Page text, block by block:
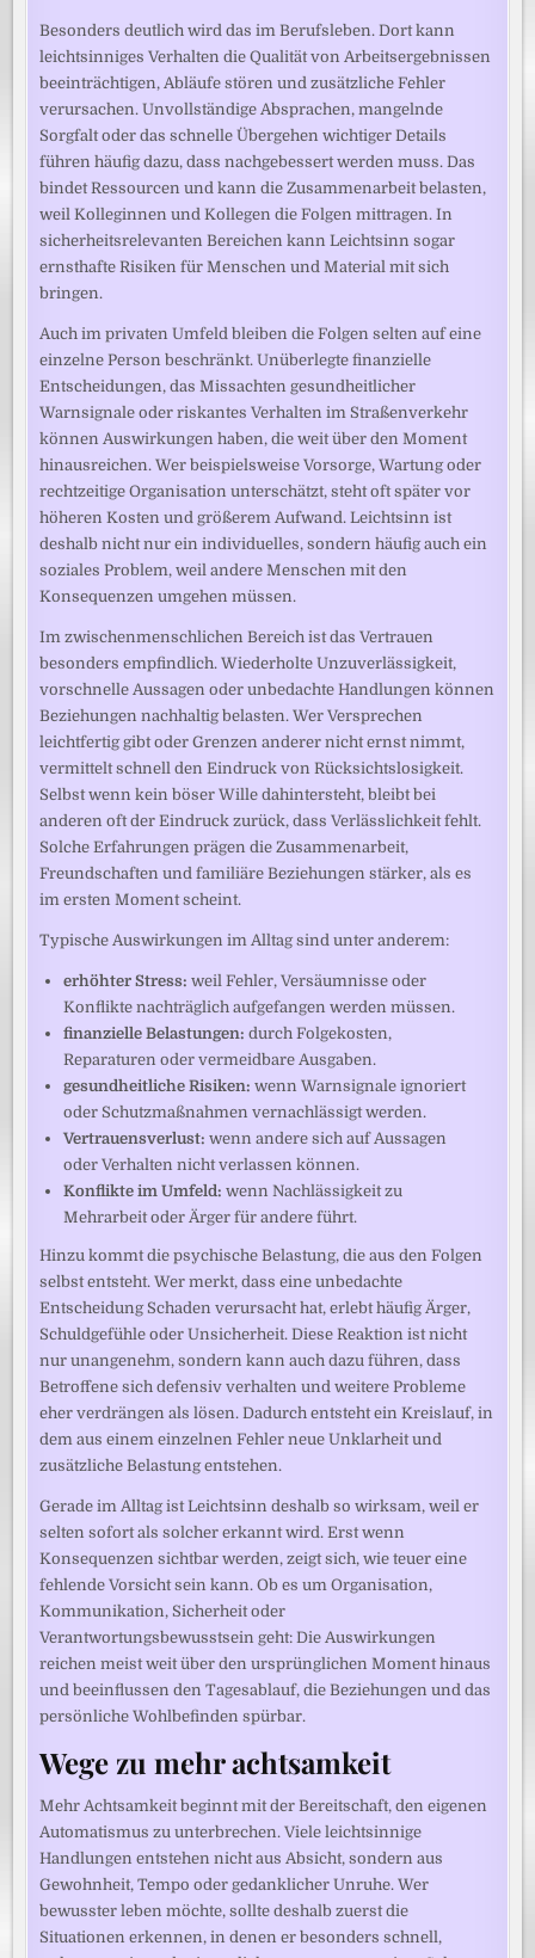
Besonders deutlich wird das im Berufsleben. Dort kann
leichtsinniges Verhalten die Qualität von Arbeitsergebnissen
beeinträchtigen, Abläufe stören und zusätzliche Fehler
verursachen. Unvollständige Absprachen, mangelnde
Sorgfalt oder das schnelle Übergehen wichtiger Details
führen häufig dazu, dass nachgebessert werden muss. Das
bindet Ressourcen und kann die Zusammenarbeit belasten,
weil Kolleginnen und Kollegen die Folgen mittragen. In
sicherheitsrelevanten Bereichen kann Leichtsinn sogar
ernsthafte Risiken für Menschen und Material mit sich
bringen.
Auch im privaten Umfeld bleiben die Folgen selten auf eine
einzelne Person beschränkt. Unüberlegte finanzielle
Entscheidungen, das Missachten gesundheitlicher
Warnsignale oder riskantes Verhalten im Straßenverkehr
können Auswirkungen haben, die weit über den Moment
hinausreichen. Wer beispielsweise Vorsorge, Wartung oder
rechtzeitige Organisation unterschätzt, steht oft später vor
höheren Kosten und größerem Aufwand. Leichtsinn ist
deshalb nicht nur ein individuelles, sondern häufig auch ein
soziales Problem, weil andere Menschen mit den
Konsequenzen umgehen müssen.
Im zwischenmenschlichen Bereich ist das Vertrauen
besonders empfindlich. Wiederholte Unzuverlässigkeit,
vorschnelle Aussagen oder unbedachte Handlungen können
Beziehungen nachhaltig belasten. Wer Versprechen
leichtfertig gibt oder Grenzen anderer nicht ernst nimmt,
vermittelt schnell den Eindruck von Rücksichtslosigkeit.
Selbst wenn kein böser Wille dahintersteht, bleibt bei
anderen oft der Eindruck zurück, dass Verlässlichkeit fehlt.
Solche Erfahrungen prägen die Zusammenarbeit,
Freundschaften und familiäre Beziehungen stärker, als es
im ersten Moment scheint.
Typische Auswirkungen im Alltag sind unter anderem:
erhöhter Stress: weil Fehler, Versäumnisse oder
Konflikte nachträglich aufgefangen werden müssen.
finanzielle Belastungen: durch Folgekosten,
Reparaturen oder vermeidbare Ausgaben.
gesundheitliche Risiken: wenn Warnsignale ignoriert
oder Schutzmaßnahmen vernachlässigt werden.
Vertrauensverlust: wenn andere sich auf Aussagen
oder Verhalten nicht verlassen können.
Konflikte im Umfeld: wenn Nachlässigkeit zu
Mehrarbeit oder Ärger für andere führt.
Hinzu kommt die psychische Belastung, die aus den Folgen
selbst entsteht. Wer merkt, dass eine unbedachte
Entscheidung Schaden verursacht hat, erlebt häufig Ärger,
Schuldgefühle oder Unsicherheit. Diese Reaktion ist nicht
nur unangenehm, sondern kann auch dazu führen, dass
Betroffene sich defensiv verhalten und weitere Probleme
eher verdrängen als lösen. Dadurch entsteht ein Kreislauf, in
dem aus einem einzelnen Fehler neue Unklarheit und
zusätzliche Belastung entstehen.
Gerade im Alltag ist Leichtsinn deshalb so wirksam, weil er
selten sofort als solcher erkannt wird. Erst wenn
Konsequenzen sichtbar werden, zeigt sich, wie teuer eine
fehlende Vorsicht sein kann. Ob es um Organisation,
Kommunikation, Sicherheit oder
Verantwortungsbewusstsein geht: Die Auswirkungen
reichen meist weit über den ursprünglichen Moment hinaus
und beeinflussen den Tagesablauf, die Beziehungen und das
persönliche Wohlbefinden spürbar.
Wege zu mehr achtsamkeit
Mehr Achtsamkeit beginnt mit der Bereitschaft, den eigenen
Automatismus zu unterbrechen. Viele leichtsinnige
Handlungen entstehen nicht aus Absicht, sondern aus
Gewohnheit, Tempo oder gedanklicher Unruhe. Wer
bewusster leben möchte, sollte deshalb zuerst die
Situationen erkennen, in denen er besonders schnell,